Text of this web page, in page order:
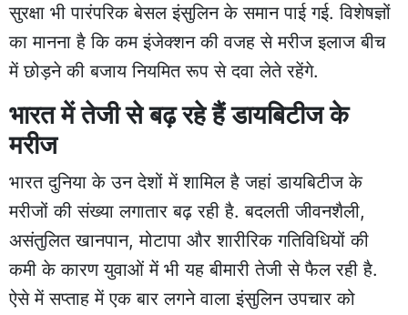
सुरक्षा भी पारंपरिक बेसल इंसुलिन के समान पाई गई. विशेषज्ञों
का मानना है कि कम इंजेक्शन की वजह से मरीज इलाज बीच
में छोड़ने की बजाय नियमित रूप से दवा लेते रहेंगे.
भारत में तेजी से बढ़ रहे हैं डायबिटीज के
मरीज
भारत दुनिया के उन देशों में शामिल है जहां डायबिटीज के
मरीजों की संख्या लगातार बढ़ रही है. बदलती जीवनशैली,
असंतुलित खानपान, मोटापा और शारीरिक गतिविधियों की
कमी के कारण युवाओं में भी यह बीमारी तेजी से फैल रही है.
ऐसे में सप्ताह में एक बार लगने वाला इंसुलिन उपचार को